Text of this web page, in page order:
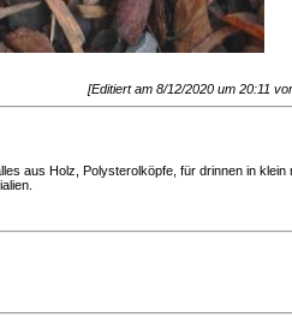
[Editiert am 8/12/2020 um 20:11
aus Holz, Polysterolköpfe, für drinnen in klein